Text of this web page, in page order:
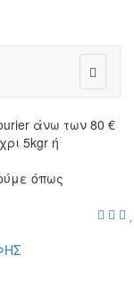
wish
άνω των 80 €
5kgr ή
όπως
search
cart